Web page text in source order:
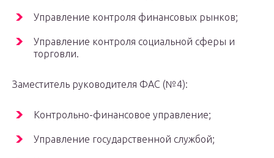
Управление контроля финансовых рынков;
Управление контроля социальной сферы и
торговли.
Заместитель руководителя ФАС (№4):
Контрольно-финансовое управление;
Управление государственной службой;